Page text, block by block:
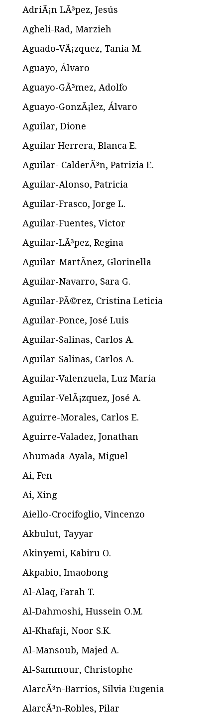
AdriÃ¡n LÃ³pez, Jesús
Agheli-Rad, Marzieh
Aguado-VÃ¡zquez, Tania M.
Aguayo, Álvaro
Aguayo-GÃ³mez, Adolfo
Aguayo-GonzÃ¡lez, Álvaro
Aguilar, Dione
Aguilar Herrera, Blanca E.
Aguilar- CalderÃ³n, Patrizia E.
Aguilar-Alonso, Patricia
Aguilar-Frasco, Jorge L.
Aguilar-Fuentes, Victor
Aguilar-LÃ³pez, Regina
Aguilar-MartÃ­nez, Glorinella
Aguilar-Navarro, Sara G.
Aguilar-PÃ©rez, Cristina Leticia
Aguilar-Ponce, José Luis
Aguilar-Salinas, Carlos A.
Aguilar-Salinas, Carlos A.
Aguilar-Valenzuela, Luz Marí­a
Aguilar-VelÃ¡zquez, José A.
Aguirre-Morales, Carlos E.
Aguirre-Valadez, Jonathan
Ahumada-Ayala, Miguel
Ai, Fen
Ai, Xing
Aiello-Crocifoglio, Vincenzo
Akbulut, Tayyar
Akinyemi, Kabiru O.
Akpabio, Imaobong
Al-Alaq, Farah T.
Al-Dahmoshi, Hussein O.M.
Al-Khafaji, Noor S.K.
Al-Mansoub, Majed A.
Al-Sammour, Christophe
AlarcÃ³n-Barrios, Silvia Eugenia
AlarcÃ³n-Robles, Pilar